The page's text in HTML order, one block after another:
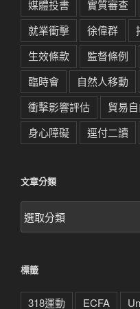
媒體投書 實質審查
就業衝擊
徐偉群
生效條款
監督條例
臨時會
自然人移動
衝擊影響評估
貿易
身心障礙
逕付二讀
文章分類
文
章
標籤
318運動 ECFA